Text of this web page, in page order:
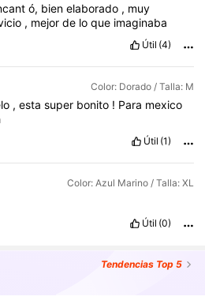
ó, bien elaborado , muy
, mejorde loque imaginaba
Útil (4)
Color: Dorado / Talla: M
,estasuper bonito ! Para mexico
Útil (1)
Color: Azul Marino / Talla: XL
Útil (0)
Tendencias Top 5